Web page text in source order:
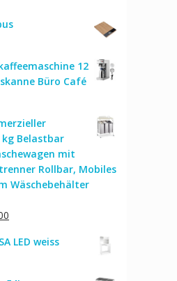
39.00.
12
Büro Café
kg Belastbar
mit
Rollbar, Mobiles
Wäschebehälter
ist:
LED weiss